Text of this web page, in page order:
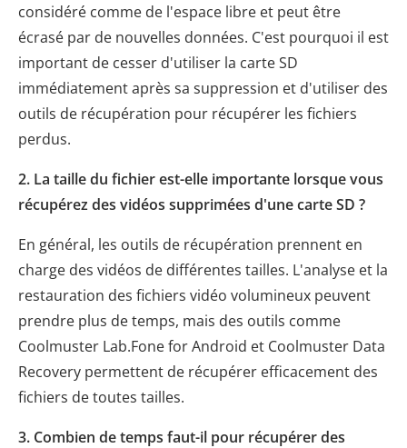
considéré comme de l'espace libre et peut être
écrasé par de nouvelles données. C'est pourquoi il est
important de cesser d'utiliser la carte SD
immédiatement après sa suppression et d'utiliser des
outils de récupération pour récupérer les fichiers
perdus.
2. La taille du fichier est-elle importante lorsque vous
récupérez des vidéos supprimées d'une carte SD ?
En général, les outils de récupération prennent en
charge des vidéos de différentes tailles. L'analyse et la
restauration des fichiers vidéo volumineux peuvent
prendre plus de temps, mais des outils comme
Coolmuster Lab.Fone for Android et Coolmuster Data
Recovery permettent de récupérer efficacement des
fichiers de toutes tailles.
3. Combien de temps faut-il pour récupérer des